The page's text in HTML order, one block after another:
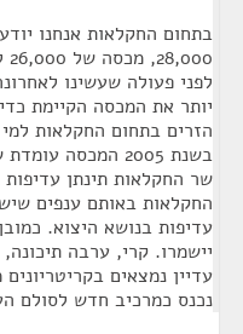
לפני פעולה שעשינו
יותר את המכסה הקיימת
הזרים בתחום החקלאות
החקלאות באותם ענפים
עדיפות בנושא היצוא.
יישמרו. קרי, ערבה
עדיין נמצאים
נכנס כמרכיב חדש לסולם